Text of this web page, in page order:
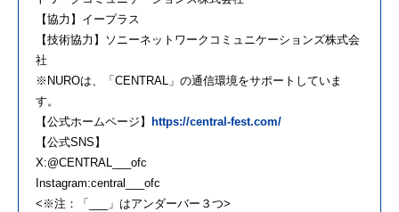
【協力】イープラス
【技術協力】ソニーネットワークコミュニケーションズ株式会
社
※NUROは、「CENTRAL」の通信環境をサポートしていま
す。
【公式ホームページ】
https://central-fest.com/
【公式SNS】
X:@CENTRAL___ofc
Instagram:central___ofc
<※注：「___」はアンダーバー３つ>